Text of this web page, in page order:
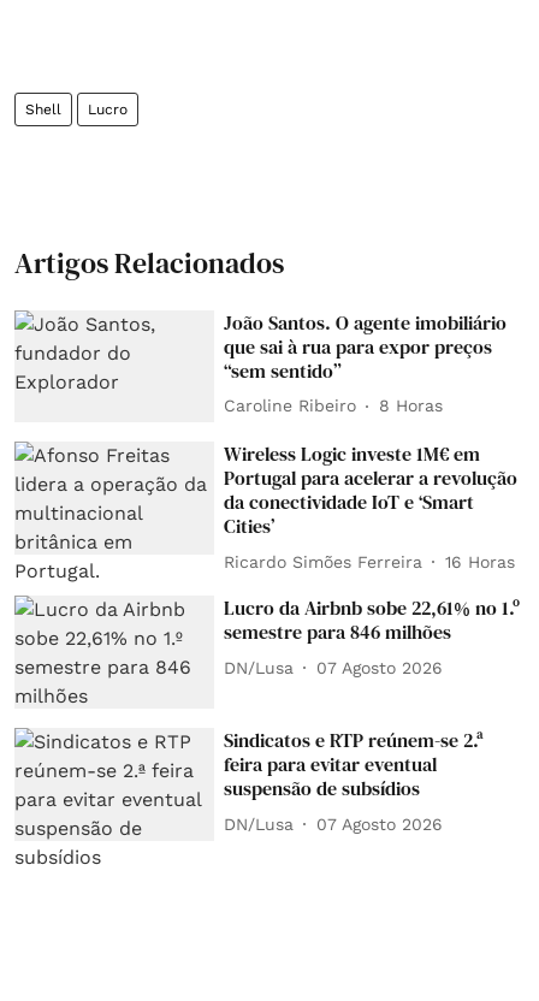
Shell Lucro
Artigos Relacionados
João Santos. O agente imobiliário
que sai à rua para expor preços
“sem sentido”
Caroline Ribeiro 8 Horas
Wireless Logic investe 1M€ em
Portugal para acelerar a revolução
da conectividade IoT e ‘Smart
Cities’
Ricardo Simões Ferreira 16 Horas
Lucro da Airbnb sobe 22,61% no 1.º
semestre para 846 milhões
DN/Lusa 07 Agosto 2026
Sindicatos e RTP reúnem-se 2.ª
feira para evitar eventual
suspensão de subsídios
DN/Lusa 07 Agosto 2026